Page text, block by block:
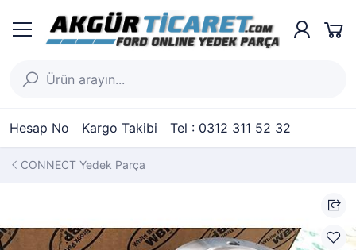
Hesap No Kargo Takibi Tel : 0312 311 52 32
CONNECT Yedek Parça